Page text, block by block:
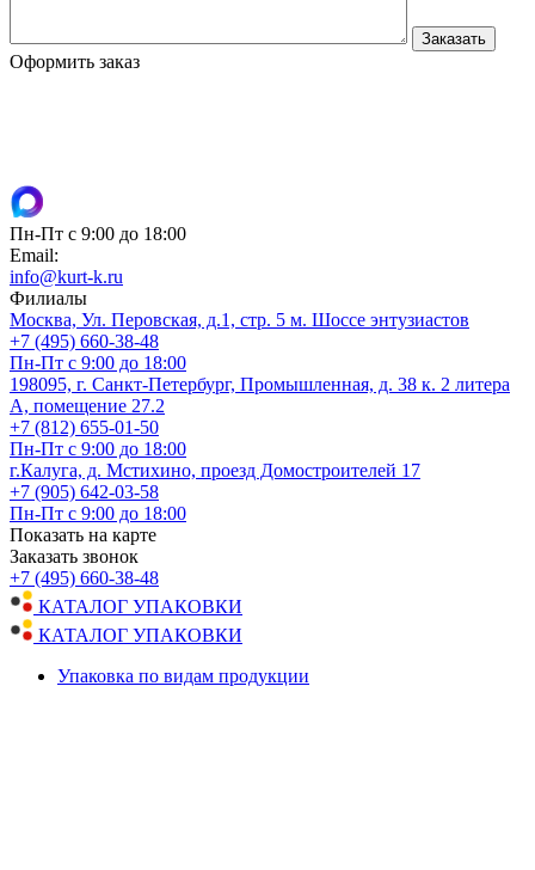
Оформить заказ
Пн-Пт с 9:00 до 18:00
Email:
info@kurt-k.ru
Филиалы
Москва, Ул. Перовская, д.1, стр. 5 м. Шоссе энтузиастов
+7 (495) 660-38-48
Пн-Пт с 9:00 до 18:00
198095, г. Санкт-Петербург, Промышленная, д. 38 к. 2 литера
А, помещение 27.2
+7 (812) 655-01-50
Пн-Пт с 9:00 до 18:00
г.Калуга, д. Мстихино, проезд Домостроителей 17
+7 (905) 642-03-58
Пн-Пт с 9:00 до 18:00
Показать на карте
Заказать звонок
+7 (495) 660-38-48
КАТАЛОГ УПАКОВКИ
КАТАЛОГ УПАКОВКИ
Упаковка по видам продукции